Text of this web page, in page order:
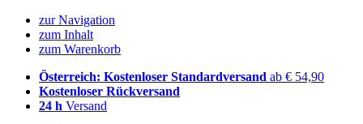
zur Navigation
zum Inhalt
zum Warenkorb
Österreich: Kostenloser Standardversand ab € 54,90
Kostenloser Rückversand
24 h Versand